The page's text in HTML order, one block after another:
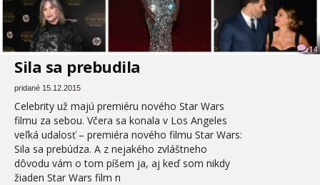
14
Sila sa prebudila
pridané 15.12.2015
Celebrity už majú premiéru nového Star Wars
filmu za sebou. Včera sa konala v Los Angeles
veľká udalosť – premiéra nového filmu Star Wars:
Sila sa prebúdza. A z nejakého zvláštneho
dôvodu vám o tom píšem ja, aj keď som nikdy
žiaden Star Wars film n